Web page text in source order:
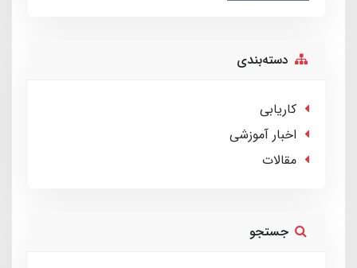
دسته‌بندی
کاریابی
اخبار آموزشی
مقالات
جستجو